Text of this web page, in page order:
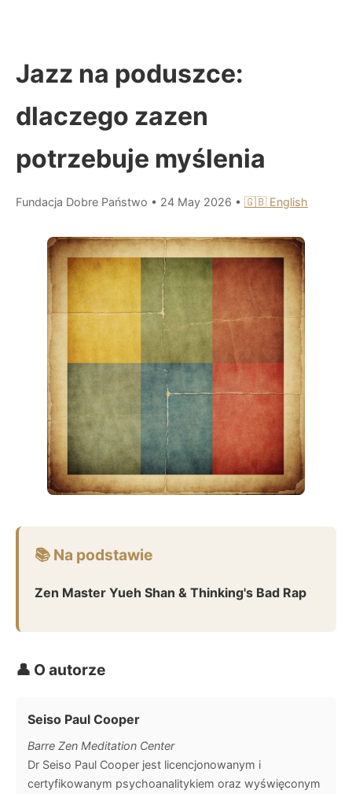
Jazz na poduszce:
dlaczego zazen
potrzebuje myślenia
Fundacja Dobre Państwo • 24 May 2026 • 🇬🇧 English
📚 Na podstawie
Zen Master Yueh Shan & Thinking's Bad Rap
👤 O autorze
Seiso Paul Cooper
Barre Zen Meditation Center
Dr Seiso Paul Cooper jest licencjonowanym i
certyfikowanym psychoanalitykiem oraz wyświęconym